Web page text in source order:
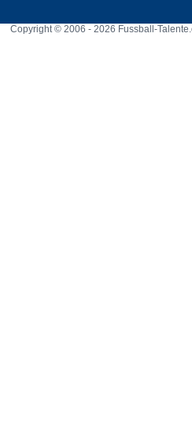
Copyright © 2006 - 2026 Fussball-